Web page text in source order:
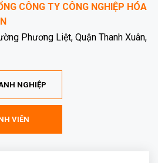
CÔNG TY CÔNG NGHIỆP HÓA
Phương Liệt, Quận Thanh Xuân,
NGHIỆP
VIÊN